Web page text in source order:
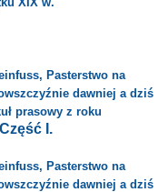
Pasterstwo na
dawniej a dziś
prasowy z roku
Część I.
Pasterstwo na
dawniej a dziś